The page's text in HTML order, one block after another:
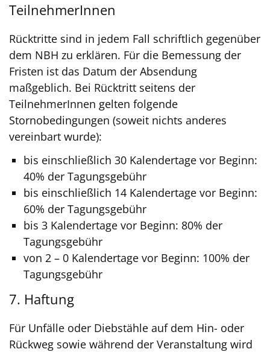
TeilnehmerInnen
Rücktritte sind in jedem Fall schriftlich gegenüber
dem NBH zu erklären. Für die Bemessung der
Fristen ist das Datum der Absendung
maßgeblich. Bei Rücktritt seitens der
TeilnehmerInnen gelten folgende
Stornobedingungen (soweit nichts anderes
vereinbart wurde):
bis einschließlich 30 Kalendertage vor Beginn:
40% der Tagungsgebühr
bis einschließlich 14 Kalendertage vor Beginn:
60% der Tagungsgebühr
bis 3 Kalendertage vor Beginn: 80% der
Tagungsgebühr
von 2 – 0 Kalendertage vor Beginn: 100% der
Tagungsgebühr
7. Haftung
Für Unfälle oder Diebstähle auf dem Hin- oder
Rückweg sowie während der Veranstaltung wird